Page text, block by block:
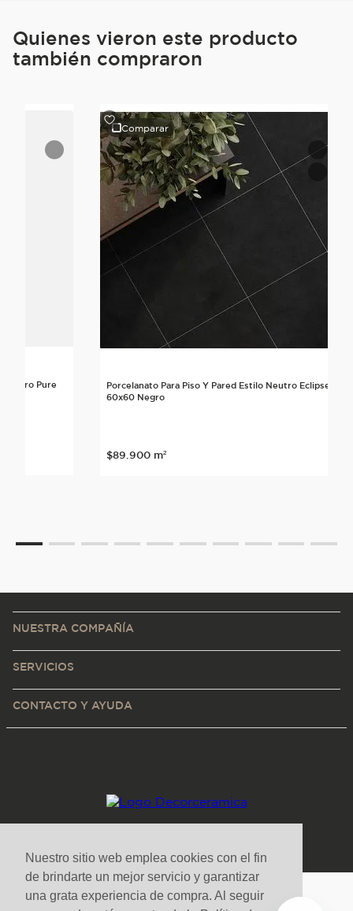
Nuestro sitio web emplea cookies con el fin
de brindarte un mejor servicio y garantizar
una grata experiencia de compra. Al seguir
Quienes vieron este producto
también compraron
Neutro Pure
Comparar
Porcelanato Para Piso Y Pared Estilo Neutro Eclipse
60x60 Negro
$89.900 m²
NUESTRA COMPAÑÍA
SERVICIOS
CONTACTO Y AYUDA
Medios de pago y sitio seguro